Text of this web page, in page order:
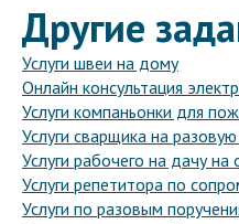
Другие
Услуги швеи на дому
Онлайн консультация
Услуги компаньонки для
Услуги сварщика на
Услуги рабочего на дачу на
Услуги репетитора по
Услуги по разовым